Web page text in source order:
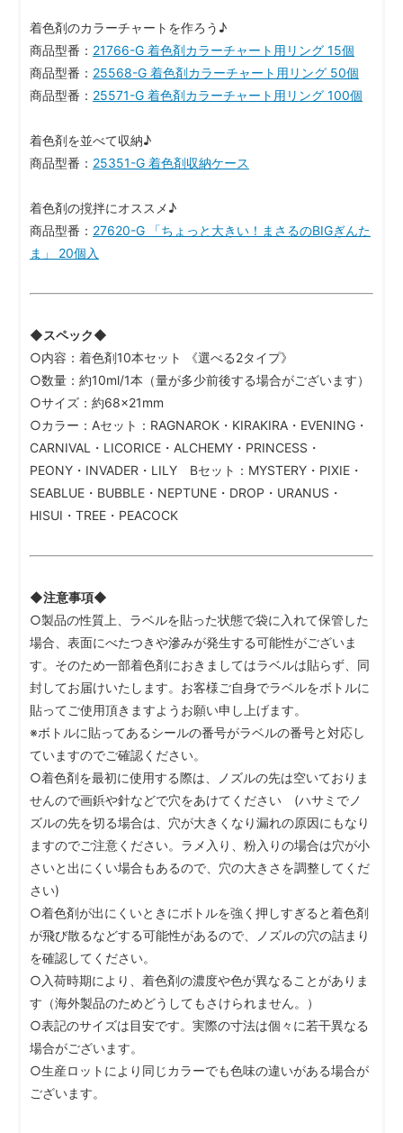
着色剤のカラーチャートを作ろう♪
商品型番： 21766-G 着色剤カラーチャート用リング 15個
商品型番： 25568-G 着色剤カラーチャート用リング 50個
商品型番： 25571-G 着色剤カラーチャート用リング 100個
着色剤を並べて収納♪
商品型番： 25351-G 着色剤収納ケース
着色剤の撹拌にオススメ♪
商品型番： 27620-G 「ちょっと大きい！まさるのBIGぎんた
ま」 20個入
◆スペック◆
○内容：着色剤10本セット 《選べる2タイプ》
○数量：約10ml/1本（量が多少前後する場合がございます）
○サイズ：約68×21mm
○カラー：Aセット：RAGNAROK・KIRAKIRA・EVENING・
CARNIVAL・LICORICE・ALCHEMY・PRINCESS・
PEONY・INVADER・LILY Bセット：MYSTERY・PIXIE・
SEABLUE・BUBBLE・NEPTUNE・DROP・URANUS・
HISUI・TREE・PEACOCK
◆注意事項◆
○製品の性質上、ラベルを貼った状態で袋に入れて保管した
場合、表面にべたつきや滲みが発生する可能性がございま
す。そのため一部着色剤におきましてはラベルは貼らず、同
封してお届けいたします。お客様ご自身でラベルをボトルに
貼ってご使用頂きますようお願い申し上げます。
※ボトルに貼ってあるシールの番号がラベルの番号と対応し
ていますのでご確認ください。
○着色剤を最初に使用する際は、ノズルの先は空いておりま
せんので画鋲や針などで穴をあけてください (ハサミでノ
ズルの先を切る場合は、穴が大きくなり漏れの原因にもなり
ますのでご注意ください。ラメ入り、粉入りの場合は穴が小
さいと出にくい場合もあるので、穴の大きさを調整してくだ
さい)
○着色剤が出にくいときにボトルを強く押しすぎると着色剤
が飛び散るなどする可能性があるので、ノズルの穴の詰まり
を確認してください。
○入荷時期により、着色剤の濃度や色が異なることがありま
す（海外製品のためどうしてもさけられません。）
○表記のサイズは目安です。実際の寸法は個々に若干異なる
場合がございます。
○生産ロットにより同じカラーでも色味の違いがある場合が
ございます。